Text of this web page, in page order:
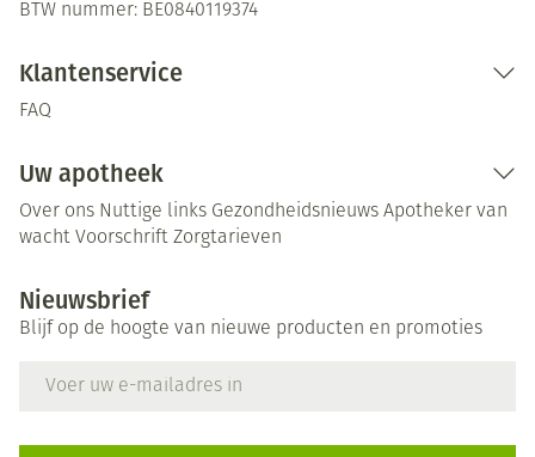
BTW nummer: BE0840119374
Klantenservice
FAQ
Uw apotheek
Over ons Nuttige links Gezondheidsnieuws Apotheker van
wacht Voorschrift Zorgtarieven
Nieuwsbrief
Blijf op de hoogte van nieuwe producten en promoties